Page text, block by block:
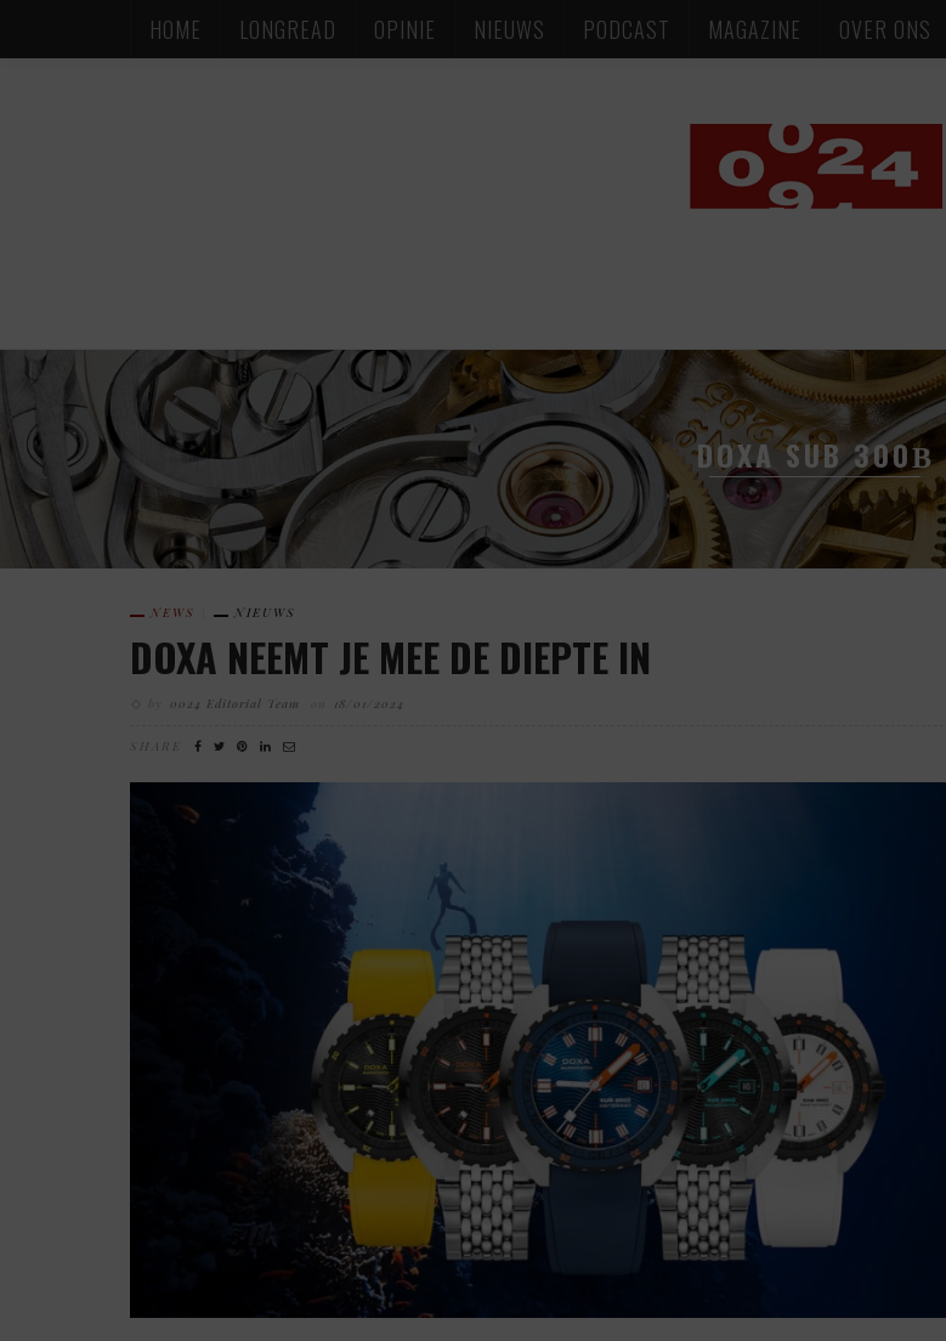
HOME LONGREAD OPINIE NIEUWS PODCAST MAGAZINE OVER ONS
DOXA SUB 300Β
NEWS NIEUWS
DOXA NEEMT JE MEE DE DIEPTE IN
0024 Editorial Team 18/01/2024
SHARE